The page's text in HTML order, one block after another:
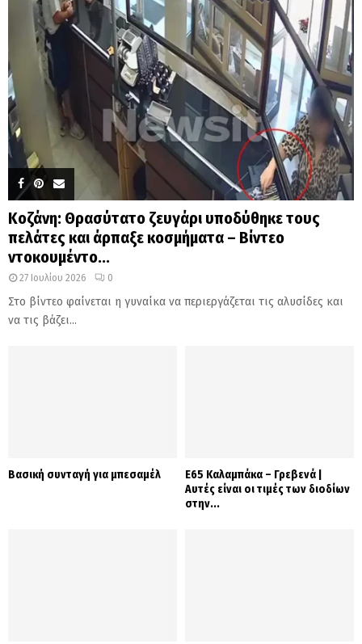
Κοζάνη: Θρασύτατο ζευγάρι υποδύθηκε τους
πελάτες και άρπαξε κοσμήματα – Βίντεο
ντοκουμέντο...
27 Ιουλίου 2026 0
Στο βίντεο φαίνεται η γυναίκα να περιεργάζεται τις αλυσίδες και
να τις βάζει...
Βασική συνταγή για μπεσαμέλ
Ε65 Καλαμπάκα – Γρεβενά |
Αυτές είναι οι τιμές των διοδίων
στην...